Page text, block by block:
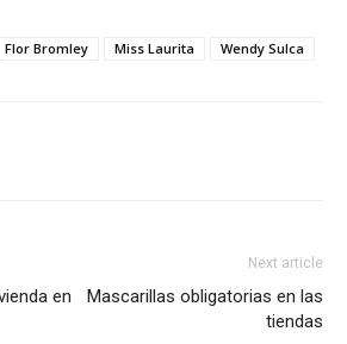
Flor Bromley Miss Laurita Wendy Sulca
en
Next article
Mascarillas obligatorias en las
tiendas